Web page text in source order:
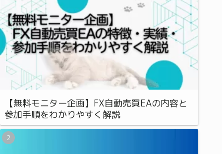
【無料モニター企画】FX自動売買EAの内容と
参加手順をわかりやすく解説